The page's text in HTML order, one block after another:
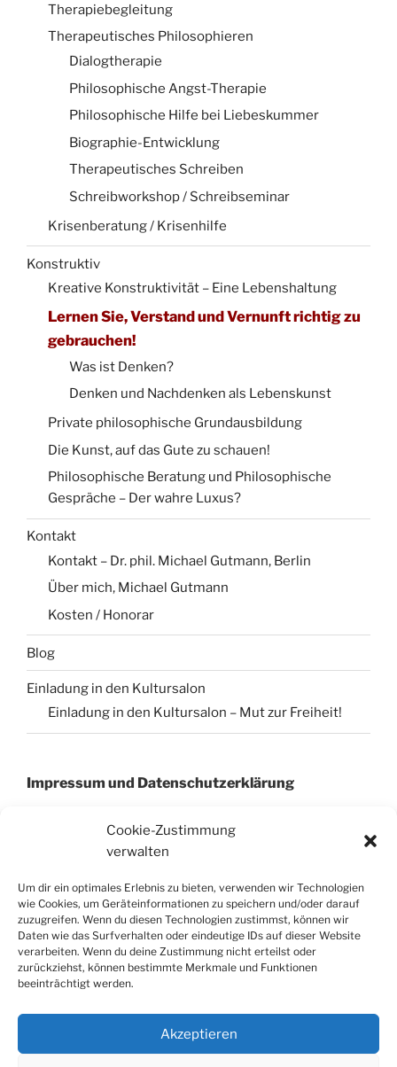
Cookie-Zustimmung
verwalten
Um dir ein optimales Erlebnis zu bieten, verwenden wir Technologien
wie Cookies, um Geräteinformationen zu speichern und/oder darauf
zuzugreifen. Wenn du diesen Technologien zustimmst, können wir
Daten wie das Surfverhalten oder eindeutige IDs auf dieser Website
verarbeiten. Wenn du deine Zustimmung nicht erteilst oder
zurückziehst, können bestimmte Merkmale und Funktionen
beeinträchtigt werden.
Akzeptieren
Therapiebegleitung
Therapeutisches Philosophieren
Dialogtherapie
Philosophische Angst-Therapie
Philosophische Hilfe bei Liebeskummer
Biographie-Entwicklung
Therapeutisches Schreiben
Schreibworkshop / Schreibseminar
Krisenberatung / Krisenhilfe
Konstruktiv
Kreative Konstruktivität – Eine Lebenshaltung
Lernen Sie, Verstand und Vernunft richtig zu
gebrauchen!
Was ist Denken?
Denken und Nachdenken als Lebenskunst
Private philosophische Grundausbildung
Die Kunst, auf das Gute zu schauen!
Philosophische Beratung und Philosophische
Gespräche – Der wahre Luxus?
Kontakt
Kontakt – Dr. phil. Michael Gutmann, Berlin
Über mich, Michael Gutmann
Kosten / Honorar
Blog
Einladung in den Kultursalon
Einladung in den Kultursalon – Mut zur Freiheit!
Impressum und Datenschutzerklärung
Cookie-Richtinie (EU)
SUCHE IN ALLEN SEITEN UND BEITRÄGEN
AUF SOKRATESBERLIN